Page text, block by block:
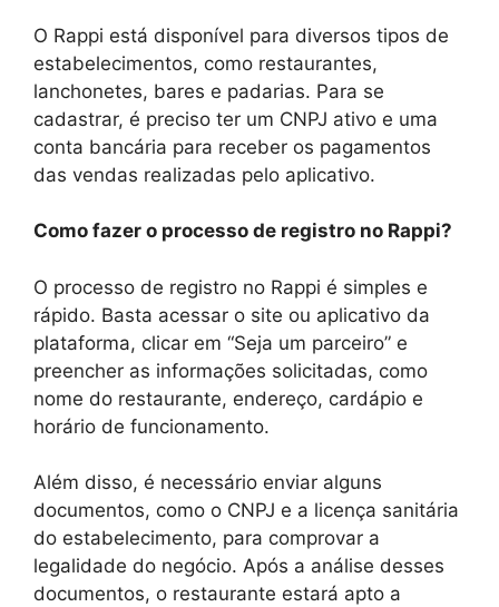
O Rappi está disponível para diversos tipos de
estabelecimentos, como restaurantes,
lanchonetes, bares e padarias. Para se
cadastrar, é preciso ter um CNPJ ativo e uma
conta bancária para receber os pagamentos
das vendas realizadas pelo aplicativo.
Como fazer o processo de registro no Rappi?
O processo de registro no Rappi é simples e
rápido. Basta acessar o site ou aplicativo da
plataforma, clicar em “Seja um parceiro” e
preencher as informações solicitadas, como
nome do restaurante, endereço, cardápio e
horário de funcionamento.
Além disso, é necessário enviar alguns
documentos, como o CNPJ e a licença sanitária
do estabelecimento, para comprovar a
legalidade do negócio. Após a análise desses
documentos, o restaurante estará apto a